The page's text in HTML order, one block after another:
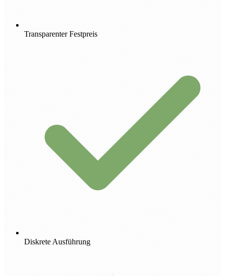
Transparenter Festpreis
Diskrete Ausführung